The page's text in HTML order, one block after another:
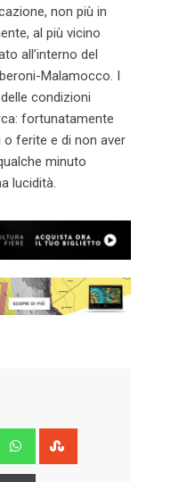
non più in
al più vicino
all’interno del
Malamocco. I
condizioni
fortunatamente
ferite e di non aver
minuto
lucidità.
LinkedIn Whatsapp